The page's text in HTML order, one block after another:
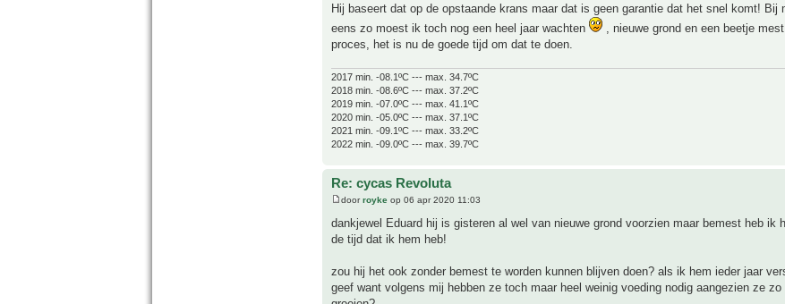
Hij baseert dat op de opstaande krans maar dat is geen garantie dat het snel komt! Bij
eens zo moest ik toch nog een heel jaar wachten
, nieuwe grond en een beetje
proces, het is nu de goede tijd om dat te doen.
2017 min. -08.1ºC --- max. 34.7ºC
2018 min. -08.6ºC --- max. 37.2ºC
2019 min. -07.0ºC --- max. 41.1ºC
2020 min. -05.0ºC --- max. 37.1ºC
2021 min. -09.1ºC --- max. 33.2ºC
2022 min. -09.0ºC --- max. 39.7ºC
Re: cycas Revoluta
doorroyke op 06 apr 2020 11:03
dankjewel Eduard hij is gisteren al wel van nieuwe grond voorzien maar bemest heb ik
de tijd dat ik hem heb!
zou hij het ook zonder bemest te worden kunnen blijven doen? als ik hem ieder jaar
geef want volgens mij hebben ze toch maar heel weinig voeding nodig aangezien ze zo